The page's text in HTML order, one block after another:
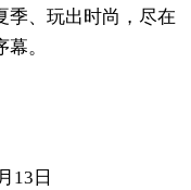
季、玩出时尚，尽在
。
13日